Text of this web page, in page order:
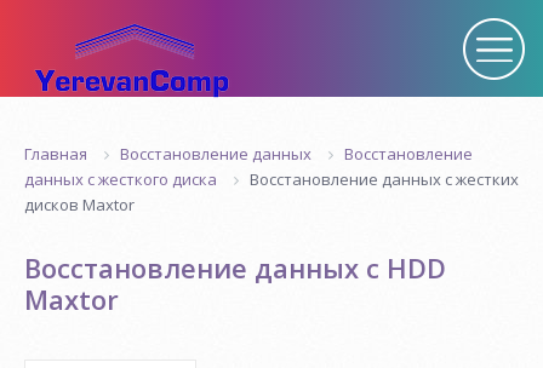
Главная Восстановление данных
Восстановление
данных с жесткого диска
Восстановление данных с жестких
дисков Maxtor
Восстановление данных с HDD
Maxtor